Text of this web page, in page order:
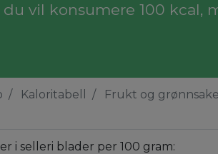
du vil konsumere 100 kcal,
Kaloritabell Frukt og
i selleri blader per 100 gram: